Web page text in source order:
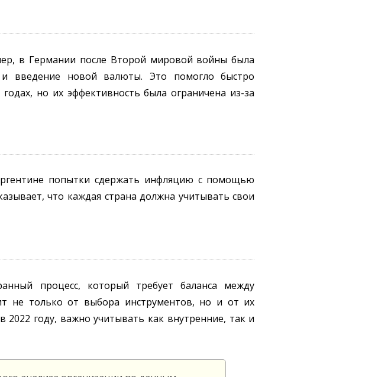
в Германии после Второй мировой войны была
введение новой валюты. Это помогло быстро
но их эффективность была ограничена из-за
попытки сдержать инфляцию с помощью
что каждая страна должна учитывать свои
процесс, который требует баланса между
не только от выбора инструментов, но и от их
2022 году, важно учитывать как внутренние, так и